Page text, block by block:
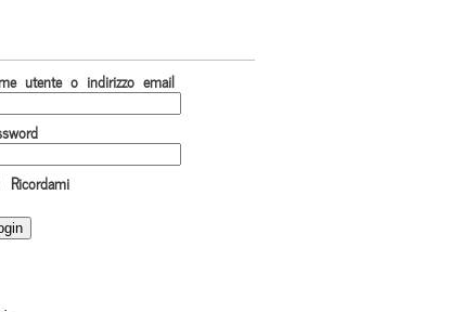
utente o indirizzo email
Ricordami